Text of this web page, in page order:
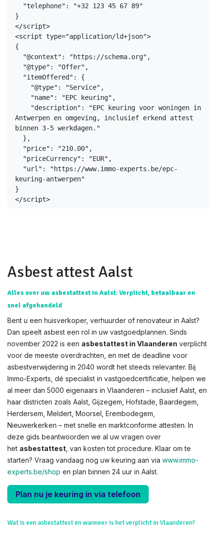
"telephone": "+32 123 45 67 89"
}
</script>
<script type="application/ld+json">
{
"@context": "https://schema.org",
"@type": "Offer",
"itemOffered": {
"@type": "Service",
"name": "EPC keuring",
"description": "EPC keuring voor woningen in
Antwerpen en omgeving, inclusief erkend attest
binnen 3-5 werkdagen."
},
"price": "210.00",
"priceCurrency": "EUR",
"url": "https://www.immo-experts.be/epc-
keuring-antwerpen"
}
</script>
Asbest attest Aalst
Alles over uw asbestattest in Aalst: Verplicht, betaalbaar en
snel afgehandeld
Bent u een huisverkoper, verhuurder of renovateur in Aalst?
Dan speelt asbest een rol in uw vastgoedplannen. Sinds
november 2022 is een asbestattest in Vlaanderen verplicht
voor de meeste overdrachten, en met de deadline voor
asbestverwijdering in 2040 wordt het steeds relevanter. Bij
Immo-Experts, dé specialist in vastgoedcertificatie, helpen we
al meer dan 5000 eigenaars in Vlaanderen – inclusief Aalst, en
haar districten zoals Aalst, Gijzegem, Hofstade, Baardegem,
Herdersem, Meldert, Moorsel, Erembodegem,
Nieuwerkerken – met snelle en marktconforme attesten. In
deze gids beantwoorden we al uw vragen over
het asbestattest , van kosten tot procedure. Klaar om te
starten? Vraag vandaag nog uw keuring aan via www.immo-
experts.be/shop en plan binnen 24 uur in Aalst.
Plan nu je keuring in via telefoon
Wat is een asbestattest en wanneer is het verplicht in Vlaanderen?